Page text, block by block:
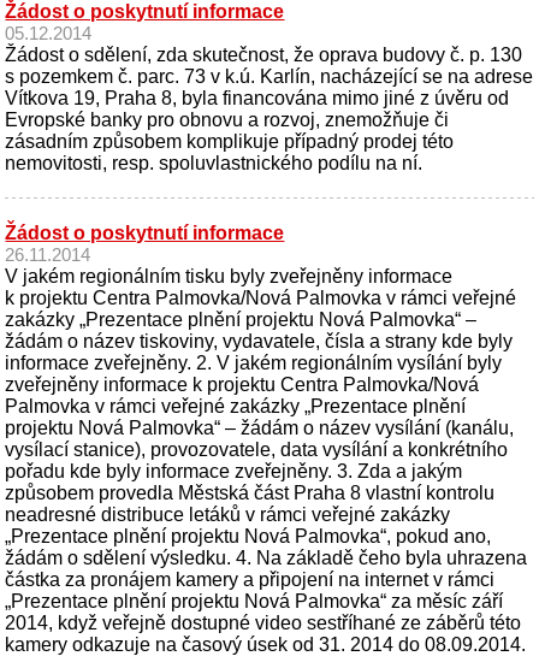
Žádost o poskytnutí informace
05.12.2014
Žádost o sdělení, zda skutečnost, že oprava budovy č. p. 130
s pozemkem č. parc. 73 v k.ú. Karlín, nacházející se na adrese
Vítkova 19, Praha 8, byla financována mimo jiné z úvěru od
Evropské banky pro obnovu a rozvoj, znemožňuje či
zásadním způsobem komplikuje případný prodej této
nemovitosti, resp. spoluvlastnického podílu na ní.
Žádost o poskytnutí informace
26.11.2014
V jakém regionálním tisku byly zveřejněny informace
k projektu Centra Palmovka/Nová Palmovka v rámci veřejné
zakázky „Prezentace plnění projektu Nová Palmovka“ –
žádám o název tiskoviny, vydavatele, čísla a strany kde byly
informace zveřejněny. 2. V jakém regionálním vysílání byly
zveřejněny informace k projektu Centra Palmovka/Nová
Palmovka v rámci veřejné zakázky „Prezentace plnění
projektu Nová Palmovka“ – žádám o název vysílání (kanálu,
vysílací stanice), provozovatele, data vysílání a konkrétního
pořadu kde byly informace zveřejněny. 3. Zda a jakým
způsobem provedla Městská část Praha 8 vlastní kontrolu
neadresné distribuce letáků v rámci veřejné zakázky
„Prezentace plnění projektu Nová Palmovka“, pokud ano,
žádám o sdělení výsledku. 4. Na základě čeho byla uhrazena
částka za pronájem kamery a připojení na internet v rámci
„Prezentace plnění projektu Nová Palmovka“ za měsíc září
2014, když veřejně dostupné video sestříhané ze záběrů této
kamery odkazuje na časový úsek od 31. 2014 do 08.09.2014.